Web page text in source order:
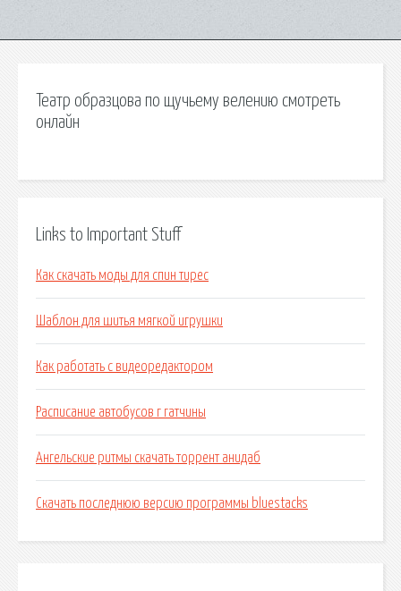
Театр образцова по щучьему велению смотреть
онлайн
Links to Important Stuff
Как скачать моды для спин тирес
Шаблон для шитья мягкой игрушки
Как работать с видеоредактором
Расписание автобусов г гатчины
Ангельские ритмы скачать торрент анидаб
Скачать последнюю версию программы bluestacks